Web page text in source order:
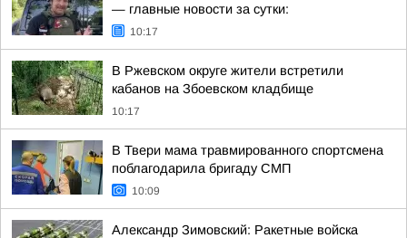
— главные новости за сутки:
10:17
В Ржевском округе жители встретили
кабанов на Збоевском кладбище
10:17
В Твери мама травмированного спортсмена
поблагодарила бригаду СМП
10:09
Александр Зимовский: Ракетные войска